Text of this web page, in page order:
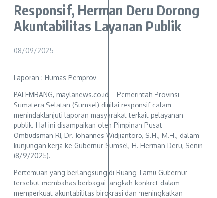
Responsif, Herman Deru Dorong
Akuntabilitas Layanan Publik
08/09/2025
Laporan : Humas Pemprov
PALEMBANG, maylanews.co.id – Pemerintah Provinsi
Sumatera Selatan (Sumsel) dinilai responsif dalam
menindaklanjuti laporan masyarakat terkait pelayanan
publik. Hal ini disampaikan oleh Pimpinan Pusat
Ombudsman RI, Dr. Johannes Widjiantoro, S.H., M.H., dalam
kunjungan kerja ke Gubernur Sumsel, H. Herman Deru, Senin
(8/9/2025).
Pertemuan yang berlangsung di Ruang Tamu Gubernur
tersebut membahas berbagai langkah konkret dalam
memperkuat akuntabilitas birokrasi dan meningkatkan